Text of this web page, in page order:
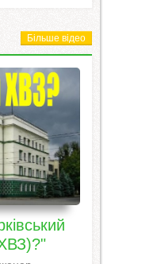
Більше відео